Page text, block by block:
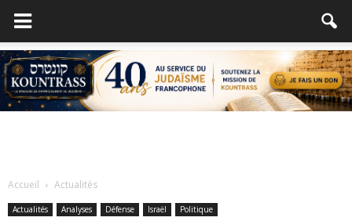
Accueil Actualités
Actualités Analyses Défense Israël Politique